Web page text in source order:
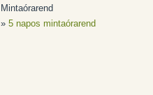
Mintaórarend
» 5 napos mintaórarend